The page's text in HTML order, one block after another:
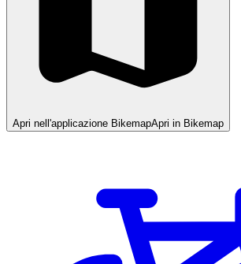
Apri nell'applicazione BikemapApri in Bikemap